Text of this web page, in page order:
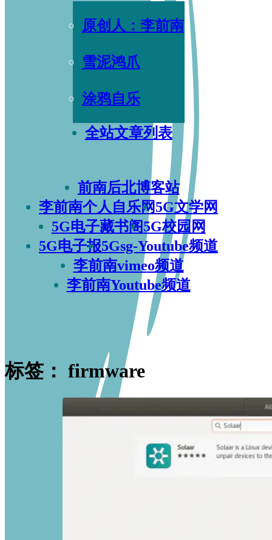
原创人：李前南
雪泥鸿爪
涂鸦自乐
全站文章列表
前南后北博客站
李前南个人自乐网5G文学网
5G电子藏书阁5G校园网
5G电子报5Gsg-Youtube频道
李前南vimeo频道
李前南Youtube频道
标签： firmware